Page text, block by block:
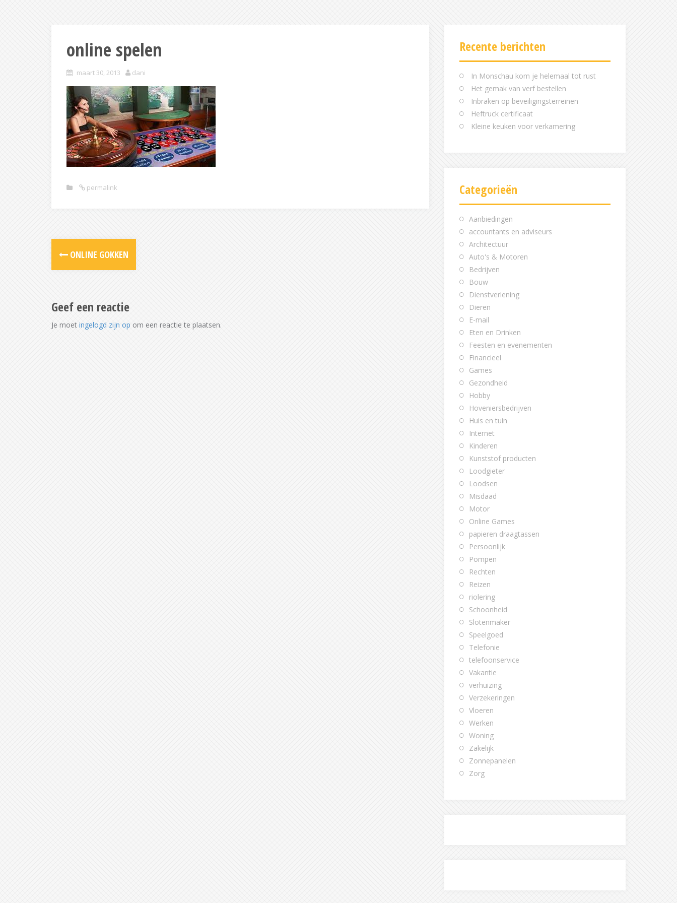
online spelen
maart 30, 2013 dani
permalink
Post
navigation
ONLINE GOKKEN
Geef een reactie
Je moet ingelogd zijn op om een reactie te plaatsen.
Recente berichten
In Monschau kom je helemaal tot rust
Het gemak van verf bestellen
Inbraken op beveiligingsterreinen
Heftruck certificaat
Kleine keuken voor verkamering
Categorieën
Aanbiedingen
accountants en adviseurs
Architectuur
Auto's & Motoren
Bedrijven
Bouw
Dienstverlening
Dieren
E-mail
Eten en Drinken
Feesten en evenementen
Financieel
Games
Gezondheid
Hobby
Hoveniersbedrijven
Huis en tuin
Internet
Kinderen
Kunststof producten
Loodgieter
Loodsen
Misdaad
Motor
Online Games
papieren draagtassen
Persoonlijk
Pompen
Rechten
Reizen
riolering
Schoonheid
Slotenmaker
Speelgoed
Telefonie
telefoonservice
Vakantie
verhuizing
Verzekeringen
Vloeren
Werken
Woning
Zakelijk
Zonnepanelen
Zorg